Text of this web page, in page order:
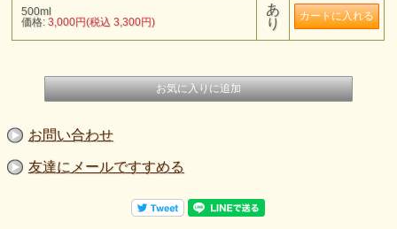
moonhutteのコブミカンペーストは、新月か満月の日に、波
動水（クリスタル転写水）を用いて、ゆっくりと薪の火で煮
て創られています。
い、100％オーガニックです。
す。
万一お口に入っても問題ありません。
皮をすっきりさせ、髪はしっとりうるおってくれます。
500ml
価格:3,000円(税込 3,300円)
あ
り
お問い合わせ
友達にメールですすめる